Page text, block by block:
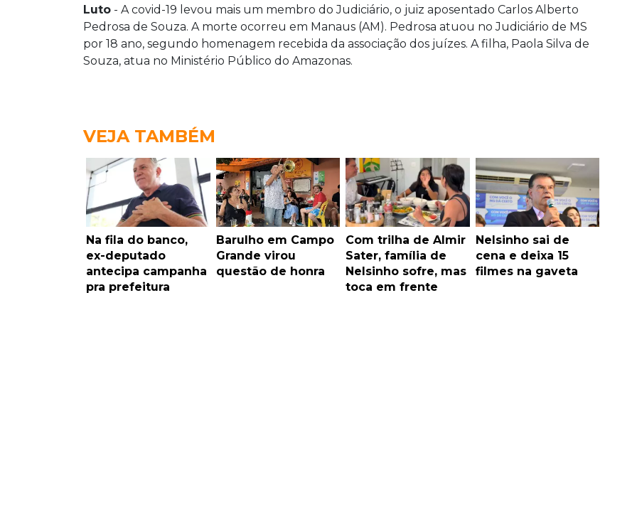
Luto - A covid-19 levou mais um membro do Judiciário, o juiz aposentado Carlos Alberto
Pedrosa de Souza. A morte ocorreu em Manaus (AM). Pedrosa atuou no Judiciário de MS
por 18 ano, segundo homenagem recebida da associação dos juízes. A filha, Paola Silva de
Souza, atua no Ministério Público do Amazonas.
VEJA TAMBÉM
Na fila do banco,
ex-deputado
antecipa campanha
pra prefeitura
Barulho em Campo
Grande virou
questão de honra
Com trilha de Almir
Sater, família de
Nelsinho sofre, mas
toca em frente
Nelsinho sai de
cena e deixa 15
filmes na gaveta